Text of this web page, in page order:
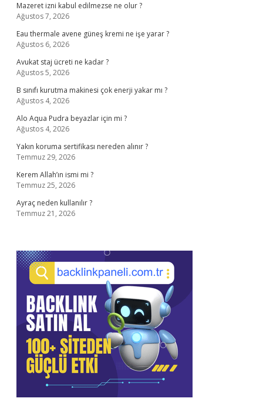
Mazeret izni kabul edilmezse ne olur ?
Ağustos 7, 2026
Eau thermale avene güneş kremi ne işe yarar ?
Ağustos 6, 2026
Avukat staj ücreti ne kadar ?
Ağustos 5, 2026
B sınıfı kurutma makinesi çok enerji yakar mı ?
Ağustos 4, 2026
Alo Aqua Pudra beyazlar için mi ?
Ağustos 4, 2026
Yakın koruma sertifikası nereden alınır ?
Temmuz 29, 2026
Kerem Allah’ın ismi mi ?
Temmuz 25, 2026
Ayraç neden kullanılır ?
Temmuz 21, 2026